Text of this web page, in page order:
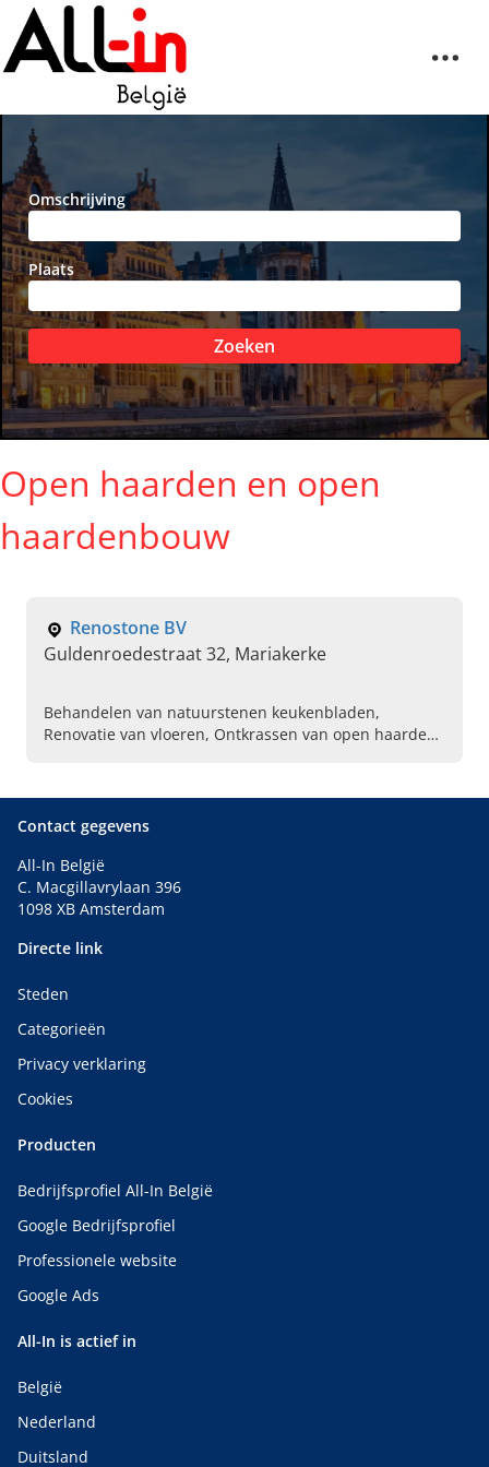
Omschrijving
Plaats
Zoeken
Open haarden en open
haardenbouw
Renostone BV
Guldenroedestraat 32, Mariakerke
Behandelen van natuurstenen keukenbladen,
Renovatie van vloeren, Ontkrassen van open haarden,
Contact gegevens
All-In België
C. Macgillavrylaan 396
1098 XB Amsterdam
Directe link
Steden
Categorieën
Privacy verklaring
Cookies
Producten
Bedrijfsprofiel All-In België
Google Bedrijfsprofiel
Professionele website
Google Ads
All-In is actief in
België
Nederland
Duitsland